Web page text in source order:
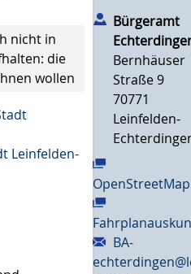
nicht in
die
wollen
Leinfelden-
Bürgeramt
Bernhäuser
Straße 9
70771
Leinfelden-
OpenStreetMap
BA-